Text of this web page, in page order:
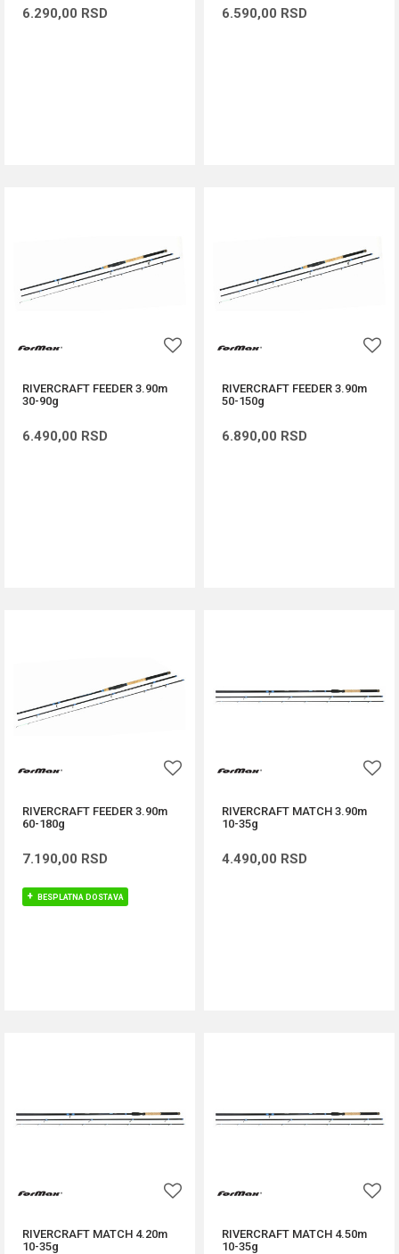
6.290,00 RSD 6.590,00 RSD
RIVERCRAFT FEEDER 3.90m
30-90g
6.490,00 RSD
RIVERCRAFT FEEDER 3.90m
50-150g
6.890,00 RSD
RIVERCRAFT FEEDER 3.90m
60-180g
7.190,00 RSD
BESPLATNA DOSTAVA
RIVERCRAFT MATCH 3.90m
10-35g
4.490,00 RSD
RIVERCRAFT MATCH 4.20m
10-35g
RIVERCRAFT MATCH 4.50m
10-35g